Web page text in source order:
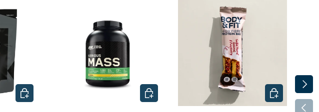
KIES MOGELIJKHEDEN KIES MOGELIJKHEDEN KIES